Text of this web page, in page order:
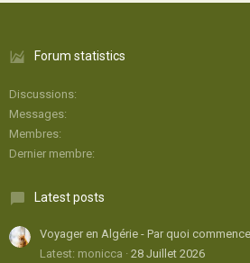
Forum statistics
Discussions
Messages
Membres
Dernier membre
Latest posts
Voyager en Algérie - Par quoi
Latest: monicca
28 Juillet 2026